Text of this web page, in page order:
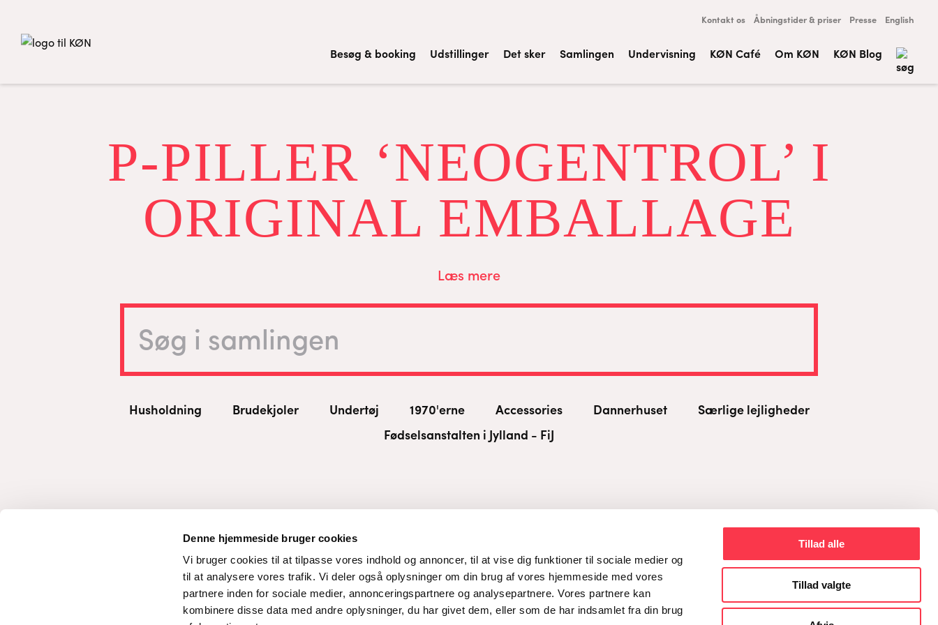
Denne hjemmeside bruger cookies
Vi bruger cookies til at tilpasse vores indhold og annoncer, til at vise dig funktioner til sociale medier og
til at analysere vores trafik. Vi deler også oplysninger om din brug af vores hjemmeside med vores
partnere inden for sociale medier, annonceringspartnere og analysepartnere. Vores partnere kan
kombinere disse data med andre oplysninger, du har givet dem, eller som de har indsamlet fra din brug
Tillad alle
Tillad valgte
Kontakt os Åbningstider & priser Presse English
Besøg & booking Udstillinger Det sker Samlingen Undervisning KØN Café Om KØN KØN Blog
P-PILLER ‘NEOGENTROL’ I
ORIGINAL EMBALLAGE
Læs mere
Husholdning Brudekjoler Undertøj 1970'erne Accessories Dannerhuset
Særlige lejligheder
Fødselsanstalten i Jylland - FiJ